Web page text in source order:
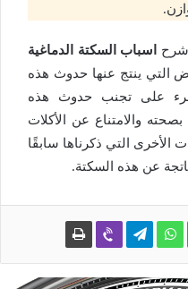
شرح
اسباب السكتة الدماغية
التي ينتج عنها حدوث هذه
على تجنب حدوث هذه
والامتناع عن الأكلات
الأخرى التي ذكرناها سابقًا
عن هذه السكتة.